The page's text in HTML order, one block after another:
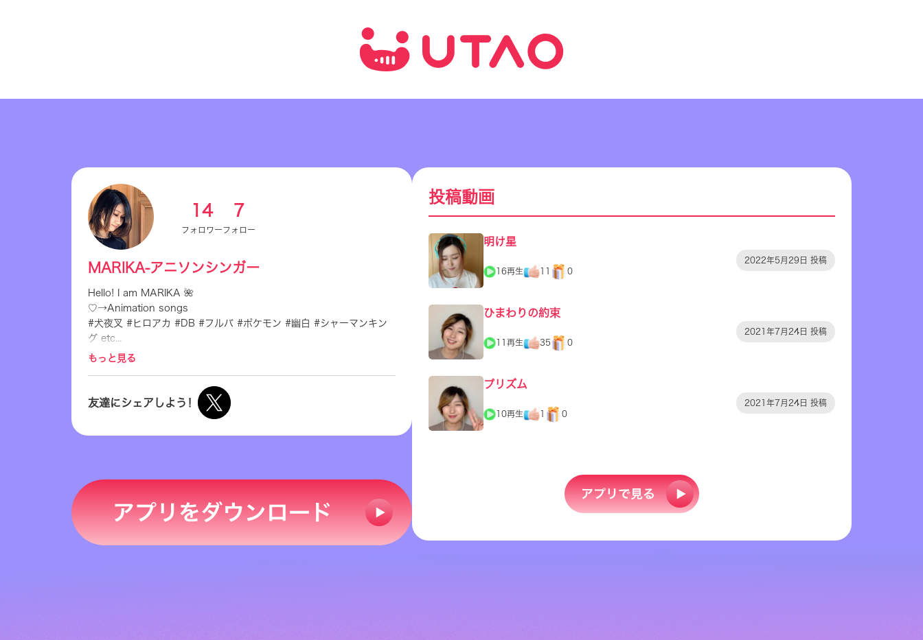
14
フォロワー
7
フォロー
MARIKA-アニソンシンガー
Hello! I am MARIKA 🌺
♡→Animation songs
#犬夜叉 #ヒロアカ #DB #フルバ #ポケモン #幽白 #シャーマンキン
グ etc...
https://m.youtube.com/channel/UCWikfXo-cn8BvR6SPXMbR9w
もっと見る
友達にシェアしよう！
投稿動画
明け星
16再生 11 0
2022年5月29日 投稿
ひまわりの約束
11再生 35 0
2021年7月24日 投稿
プリズム
10再生 1 0
2021年7月24日 投稿